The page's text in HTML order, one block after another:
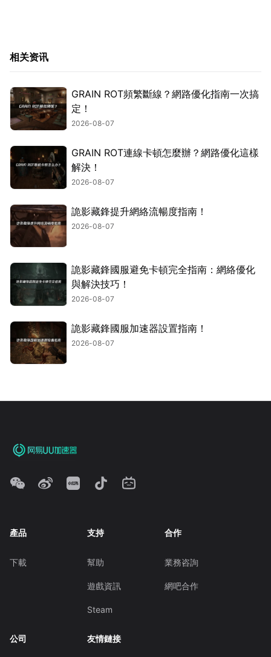
相关资讯
GRAIN ROT頻繁斷線？網路優化指南一次搞
定！
2026-08-07
GRAIN ROT連線卡頓怎麼辦？網路優化這樣
解決！
2026-08-07
詭影藏鋒提升網絡流暢度指南！
2026-08-07
詭影藏鋒國服避免卡頓完全指南：網絡優化
與解決技巧！
2026-08-07
詭影藏鋒國服加速器設置指南！
2026-08-07
產品
下載
支持
幫助
遊戲資訊
Steam
合作
業務咨詢
網吧合作
公司 友情鏈接